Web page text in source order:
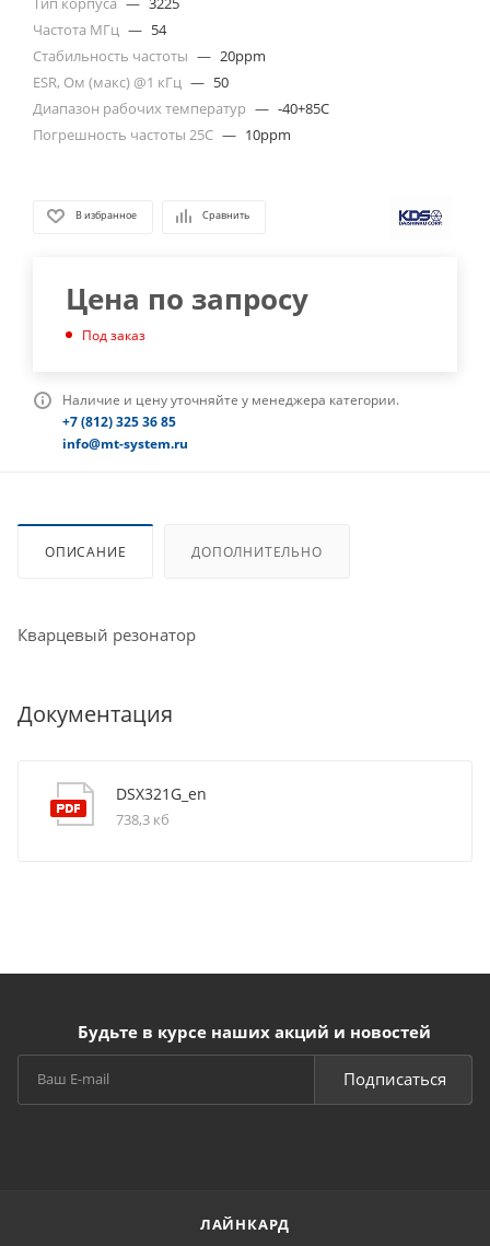
Частота МГц — 54
Стабильность частоты — 20ppm
ESR, Ом (макс) @1 кГц — 50
Диапазон рабочих температур — -40+85C
Погрешность частоты 25С — 10ppm
В избранное Сравнить
Цена по запросу
Под заказ
Наличие и цену уточняйте у менеджера категории.
+7 (812) 325 36 85
info@mt-system.ru
ОПИСАНИЕ ДОПОЛНИТЕЛЬНО
Кварцевый резонатор
Документация
DSX321G_en
738,3 кб
Будьте в курсе наших акций и новостей
Подписаться
ЛАЙНКАРД